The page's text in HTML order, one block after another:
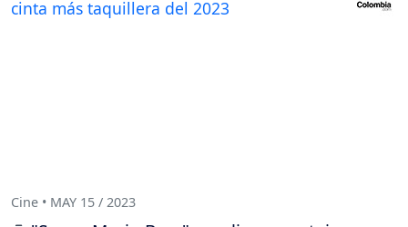
Cine • MAY 15 / 2023